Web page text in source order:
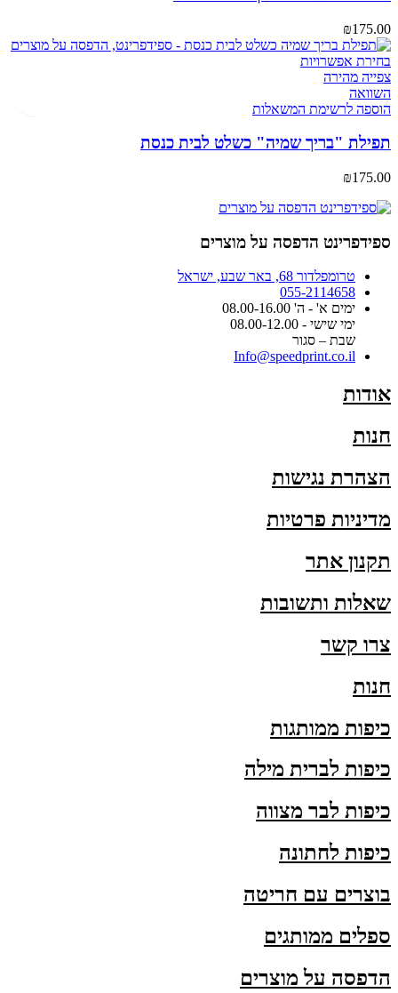
₪175.00
בחירת אפשרויות
צפייה מהירה
השוואה
הוספה לרשימת המשאלות
תפילת "בריך שמיה" כשלט לבית כנסת
₪175.00
ספידפרינט הדפסה על מוצרים
טרומפלדור 68, באר שבע, ישראל
055-2114658
ימים א' - ה' 08.00-16.00
ימי שישי - 08.00-12.00
שבת – סגור
Info@speedprint.co.il
אודות
חנות
הצהרת נגישות
מדיניות פרטיות
תקנון אתר
שאלות ותשובות
צרו קשר
חנות
כיפות ממותגות
כיפות לברית מילה
כיפות לבר מצווה
כיפות לחתונה
בוצרים עם חריטה
ספלים ממותגים
הדפסה על מוצרים